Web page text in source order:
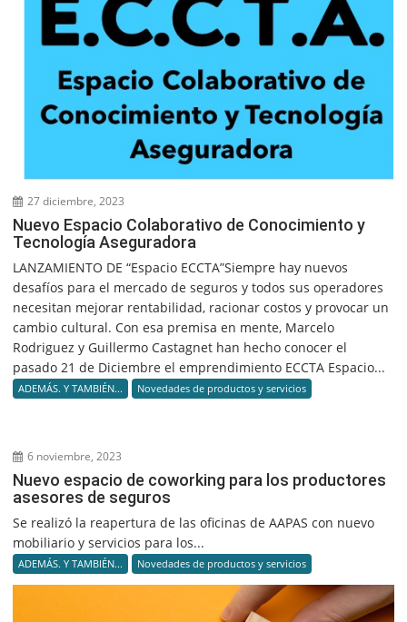
27 diciembre, 2023
Nuevo Espacio Colaborativo de Conocimiento y
Tecnología Aseguradora
LANZAMIENTO DE “Espacio ECCTA”Siempre hay nuevos
desafíos para el mercado de seguros y todos sus operadores
necesitan mejorar rentabilidad, racionar costos y provocar un
cambio cultural. Con esa premisa en mente, Marcelo
Rodriguez y Guillermo Castagnet han hecho conocer el
pasado 21 de Diciembre el emprendimiento ECCTA Espacio...
ADEMÁS. Y TAMBIÉN... Novedades de productos y servicios
6 noviembre, 2023
Nuevo espacio de coworking para los productores
asesores de seguros
Se realizó la reapertura de las oficinas de AAPAS con nuevo
mobiliario y servicios para los...
ADEMÁS. Y TAMBIÉN... Novedades de productos y servicios